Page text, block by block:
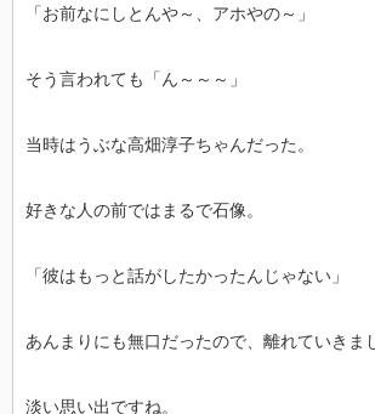
「お前なにしとんや～、アホやの～」
そう言われても「ん～～～」
当時はうぶな高畑淳子ちゃんだった。
好きな人の前ではまるで石像。
「彼はもっと話がしたかったんじゃない」
あんまりにも無口だったので、離れていきま
淡い思い出ですね。